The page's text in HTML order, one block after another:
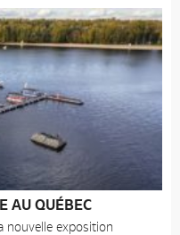
AU QUÉBEC
nouvelle exposition